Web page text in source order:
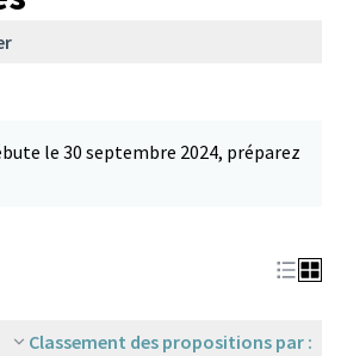
le 30 septembre 2024, préparez
Classement des propositions par :